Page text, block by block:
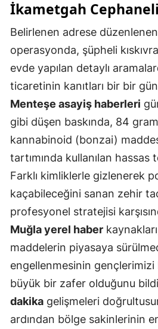
İkametgah
Belirlenen adrese
operasyonda, şüpheli
evde yapılan detaylı
ticaretinin kanıtları bir bir gün
Menteşe asayiş haberleri
gibi düşen baskında, 84
kannabinoid (bonzai)
tartımında kullanılan hassas
Farklı kimliklerle gizlenerek
kaçabileceğini sanan zehir
profesyonel stratejisi
Muğla yerel haber
maddelerin piyasaya
engellenmesinin gençlerimizi
büyük bir zafer olduğunu
dakika gelişmeleri
ardından bölge sakinlerinin